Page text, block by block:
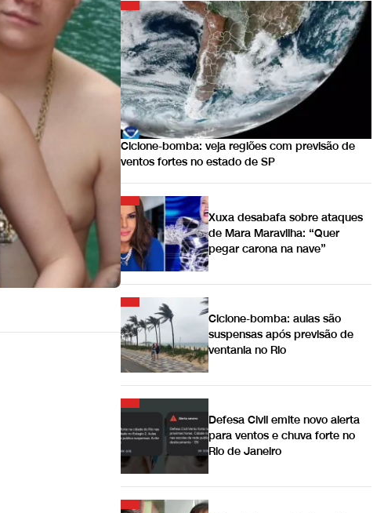
Ciclone-bomba: veja regiões com previsão de
ventos fortes no estado de SP
Xuxa desabafa sobre ataques
de Mara Maravilha: “Quer
pegar carona na nave”
Ciclone-bomba: aulas são
suspensas após previsão de
ventania no Rio
Defesa Civil emite novo alerta
para ventos e chuva forte no
Rio de Janeiro